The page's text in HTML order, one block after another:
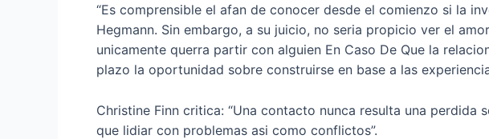
“Es comprensible el afan de conocer desde el comienzo si la
Hegmann. Sin embargo, a su juicio, no seri­a propicio ver el
unicamente querra partir con alguien En Caso De Que la
plazo la oportunidad sobre construirse en base a las
Christine Finn critica: “Una contacto nunca resulta una
que lidiar con problemas asi­ como conflictos”.